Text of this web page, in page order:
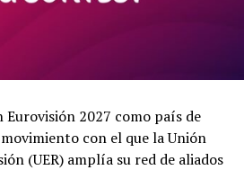
Eurovisión 2027 como país de
con el que la Unión
(UER) amplía su red de aliados